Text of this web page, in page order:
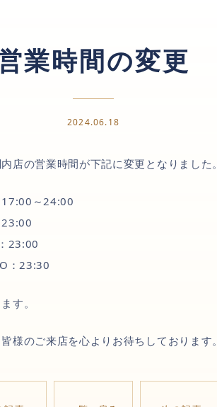
業時間の変更
2024.06.18
店の営業時間が下記に変更となりました。
17:00～24:00
23:00
23:00
：23:30
す。
様のご来店を心よりお待ちしております。